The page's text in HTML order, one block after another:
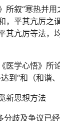
所叙“寒热并用
平其亢厉之
其亢厉等法，
医学心悟》所
到“和（和谐、
新思想方法
分歧及争议已